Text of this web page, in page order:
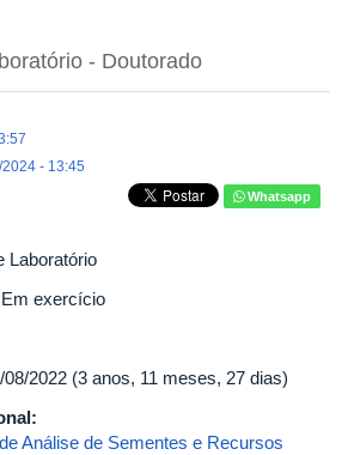
- Doutorado
- 13:45
Whatsapp
Laboratório
Em exercício
08/2022 (3 anos, 11 meses, 27 dias)
Análise de Sementes e Recursos